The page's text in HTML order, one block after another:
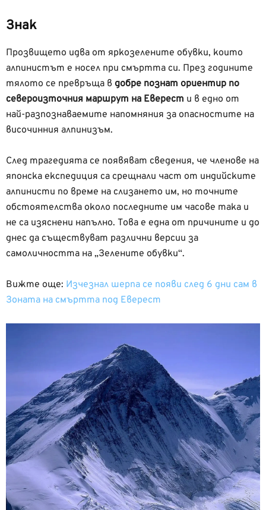
Знак
Прозвището идва от яркозелените обувки, които
алпинистът е носел при смъртта си. През годините
тялото се превръща в добре познат ориентир по
североизточния маршрут на Еверест и в едно от
най-разпознаваемите напомняния за опасностите на
височинния алпинизъм.
След трагедията се появяват сведения, че членове на
японска експедиция са срещнали част от индийските
алпинисти по време на слизането им, но точните
обстоятелства около последните им часове така и
не са изяснени напълно. Това е една от причините и до
днес да съществуват различни версии за
самоличността на „Зелените обувки“.
Вижте още: Изчезнал шерпа се появи след 6 дни сам в
Зоната на смъртта под Еверест